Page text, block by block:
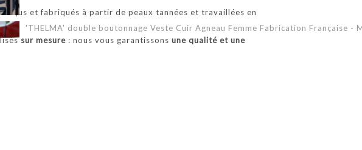
et fabriqués à partir de peaux tannées et travaillées en
sur mesure : nous vous garantissons une qualité et une
'THELMA' double boutonnage Veste Cuir Agneau Femme Fabrication Française -